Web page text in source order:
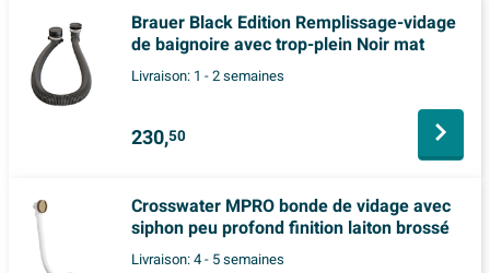
Brauer Black Edition Remplissage-vidage
de baignoire avec trop-plein Noir mat
Livraison: 1 - 2 semaines
230,50
Crosswater MPRO bonde de vidage avec
siphon peu profond finition laiton brossé
Livraison:4 - 5 semaines